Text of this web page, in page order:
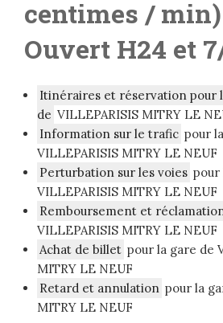
centimes /
Ouvert H24 et
Itinéraires et réservation pour
de VILLEPARISIS MITRY LE
Information sur le trafic pour
VILLEPARISIS MITRY LE NEUF
Perturbation sur les voies pour
VILLEPARISIS MITRY LE NEUF
Remboursement et
VILLEPARISIS MITRY LE NEUF
Achat de billet pour la gare de
MITRY LE NEUF
Retard et annulation pour la
MITRY LE NEUF